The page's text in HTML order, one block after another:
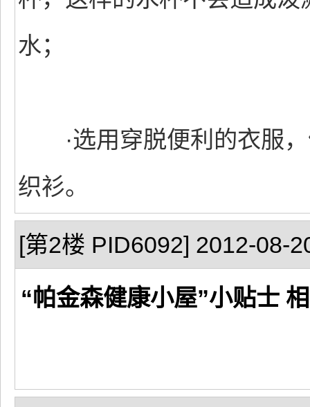
水；
·选用穿脱便利的衣服，
织衫。
[第2楼 PID6092] 2012-08-
“帕金森健康小屋”小贴士